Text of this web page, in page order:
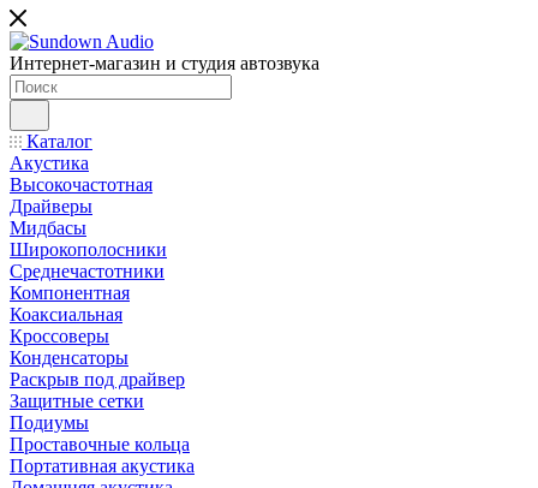
Интернет-магазин и студия автозвука
Каталог
Акустика
Высокочастотная
Драйверы
Мидбасы
Широкополосники
Среднечастотники
Компонентная
Коаксиальная
Кроссоверы
Конденсаторы
Раскрыв под драйвер
Защитные сетки
Подиумы
Проставочные кольца
Портативная акустика